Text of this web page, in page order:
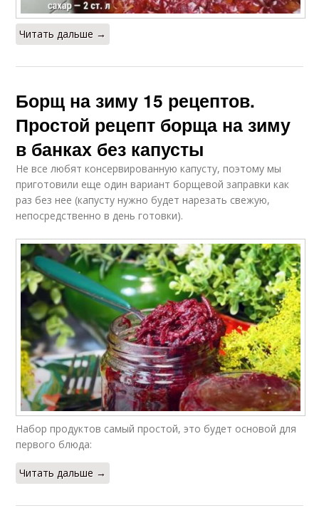
Вкусная хреновина Рецепт с чесноком
Интересные рецепты
Рецепт с пошаговыми
Рецепт с горчицей
Рецепт без уксуса
Рецепт без
стерилизации
Рецепт с морковью Вкусный борщ
Вкусная заправка
Читать дальше →
Борщ на зиму 15 рецептов.
Простой рецепт борща на зиму
в банках без капусты
Не все любят консервированную капусту, поэтому мы
приготовили еще один вариант борщевой заправки как
раз без нее (капусту нужно будет нарезать свежую,
непосредственно в день готовки).
Набор продуктов самый простой, это будет основой для
первого блюда:
Читать дальше →